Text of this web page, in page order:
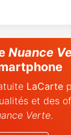
Nuance
LaCarte
et des
Verte.